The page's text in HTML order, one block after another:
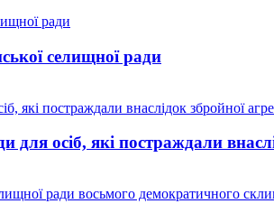
селищної ради
осіб, які постраждали